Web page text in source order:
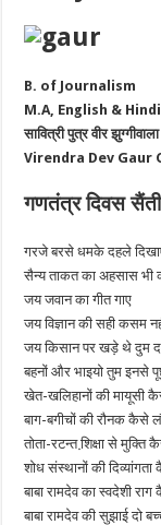
B. of Journalism
M.A, English & Hindi
सावित्री पुत्र वीर झुग्गीवाला
Virendra Dev Gaur
गणतंत्र दिवस
गरजे बरसे धमके दहले
सैन्य ताकत का अहसास भी
जय जवान का गीत गाए
जय विज्ञान की सही कसम
जय किसान पर खड़े थे दुम
बहनों और भाइयो तुम इनसे
खेत-खलिहानों की मायूसी
बाग-बगीचों की रौनक कैसे
तोता-रटन्त शि़क्षा से मुक्ति
शोध संस्थानों की दिव्यांगता
बाबा रामदेव का स्वदेशी
बाबा रामदेव की सुझाई दो